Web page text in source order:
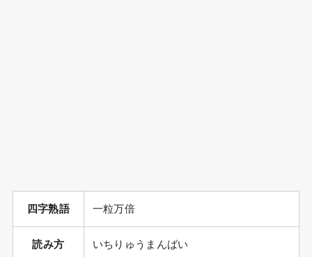
四字熟語 一粒万倍
読み方 いちりゅうまんばい